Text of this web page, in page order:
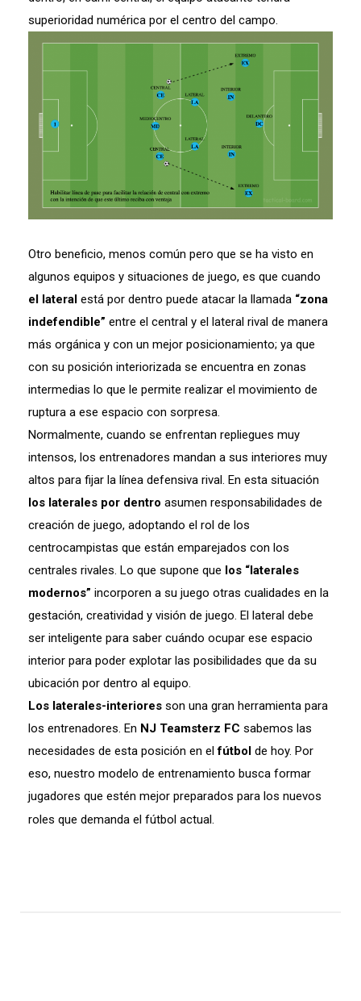
superioridad numérica por el centro del campo.
Otro beneficio, menos común pero que se ha visto en
algunos equipos y situaciones de juego, es que cuando
el lateral está por dentro puede atacar la llamada “zona
indefendible” entre el central y el lateral rival de manera
más orgánica y con un mejor posicionamiento; ya que
con su posición interiorizada se encuentra en zonas
intermedias lo que le permite realizar el movimiento de
ruptura a ese espacio con sorpresa.
Normalmente, cuando se enfrentan repliegues muy
intensos, los entrenadores mandan a sus interiores muy
altos para fijar la línea defensiva rival. En esta situación
los laterales por dentro asumen responsabilidades de
creación de juego, adoptando el rol de los
centrocampistas que están emparejados con los
centrales rivales. Lo que supone que los “laterales
modernos” incorporen a su juego otras cualidades en la
gestación, creatividad y visión de juego. El lateral debe
ser inteligente para saber cuándo ocupar ese espacio
interior para poder explotar las posibilidades que da su
ubicación por dentro al equipo.
Los laterales-interiores son una gran herramienta para
los entrenadores. En NJ Teamsterz FC sabemos las
necesidades de esta posición en elfútbol de hoy. Por
eso, nuestro modelo de entrenamiento busca formar
jugadores que estén mejor preparados para los nuevos
roles que demanda el fútbol actual.